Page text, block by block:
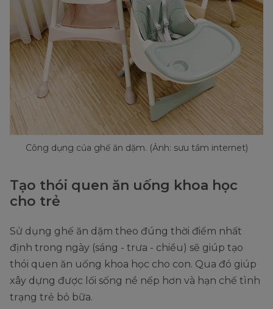
Công dụng của ghế ăn dặm. (Ảnh: sưu tầm internet)
Tạo thói quen ăn uống khoa học
cho trẻ
Sử dụng ghế ăn dặm theo đúng thời điểm nhất
định trong ngày (sáng - trưa - chiều) sẽ giúp tạo
thói quen ăn uống khoa học cho con. Qua đó giúp
xây dựng được lối sống nề nếp hơn và hạn chế tình
trạng trẻ bỏ bữa.